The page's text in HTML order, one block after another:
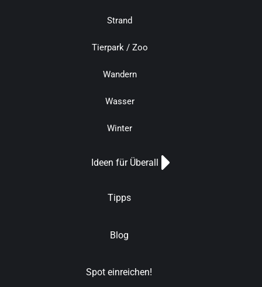
Strand
Tierpark / Zoo
Wandern
Wasser
Winter
Ideen für Überall
Tipps
Blog
Spot einreichen!